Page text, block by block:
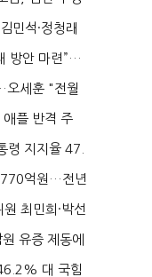
민석·정청래
방안 마련”…
오세훈 "전월
애플 반격 주
령 지지율 47.
억원…전년
최민희·박선
유증 제동에
대 국힘